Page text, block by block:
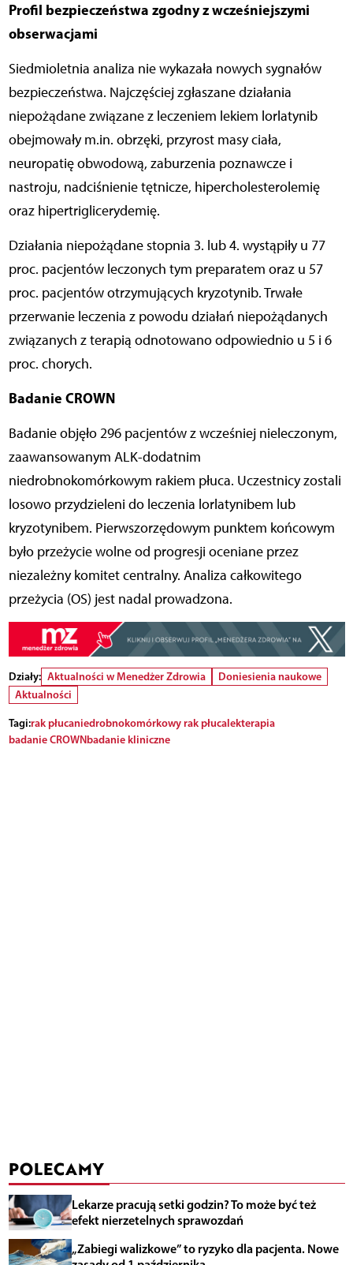
Profil bezpieczeństwa zgodny z wcześniejszymi
obserwacjami
Siedmioletnia analiza nie wykazała nowych sygnałów
bezpieczeństwa. Najczęściej zgłaszane działania
niepożądane związane z leczeniem lekiem lorlatynib
obejmowały m.in. obrzęki, przyrost masy ciała,
neuropatię obwodową, zaburzenia poznawcze i
nastroju, nadciśnienie tętnicze, hipercholesterolemię
oraz hipertriglicerydemię.
Działania niepożądane stopnia 3. lub 4. wystąpiły u 77
proc. pacjentów leczonych tym preparatem oraz u 57
proc. pacjentów otrzymujących kryzotynib. Trwałe
przerwanie leczenia z powodu działań niepożądanych
związanych z terapią odnotowano odpowiednio u 5 i 6
proc. chorych.
Badanie CROWN
Badanie objęło 296 pacjentów z wcześniej nieleczonym,
zaawansowanym ALK-dodatnim
niedrobnokomórkowym rakiem płuca. Uczestnicy zostali
losowo przydzieleni do leczenia lorlatynibem lub
kryzotynibem. Pierwszorzędowym punktem końcowym
było przeżycie wolne od progresji oceniane przez
niezależny komitet centralny. Analiza całkowitego
przeżycia (OS) jest nadal prowadzona.
Działy: Aktualności w Menedżer Zdrowia
Doniesienia naukowe
Aktualności
Tagi:rak płucaniedrobnokomórkowy rak płucalekterapia
badanie CROWNbadanie kliniczne
POLECAMY
Lekarze pracują setki godzin? To może być też
efekt nierzetelnych sprawozdań
„Zabiegi walizkowe” to ryzyko dla pacjenta. Nowe